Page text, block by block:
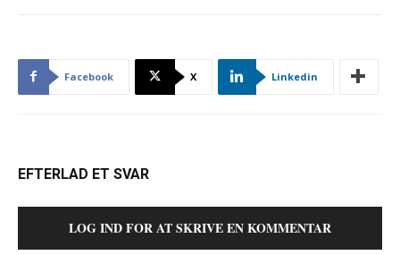
Facebook X Linkedin
EFTERLAD ET SVAR
LOG IND FOR AT SKRIVE EN KOMMENTAR